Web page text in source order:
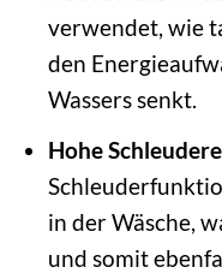
verwendet, wie
den
Wassers senkt.
Hohe
in der Wäsche,
und somit